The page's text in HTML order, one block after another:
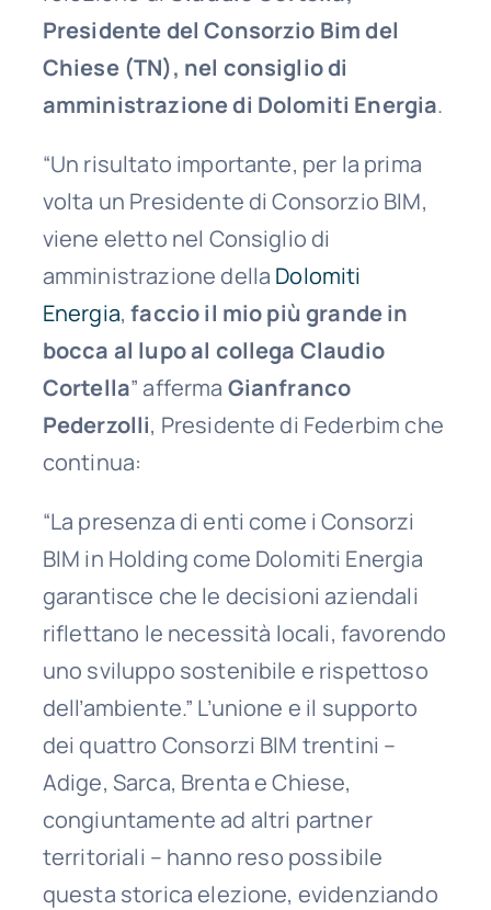
Presidente del Consorzio Bim del
Chiese (TN), nel consiglio di
amministrazione di Dolomiti Energia.
“Un risultato importante, per la prima
volta un Presidente di Consorzio BIM,
viene eletto nel Consiglio di
amministrazione della Dolomiti
Energia,faccio il mio più grande in
bocca al lupo al collega Claudio
Cortella” afferma Gianfranco
Pederzolli, Presidente di Federbim che
continua:
“La presenza di enti come i Consorzi
BIM in Holding come Dolomiti Energia
garantisce che le decisioni aziendali
riflettano le necessità locali, favorendo
uno sviluppo sostenibile e rispettoso
dell’ambiente.” L’unione e il supporto
dei quattro Consorzi BIM trentini –
Adige, Sarca, Brenta e Chiese,
congiuntamente ad altri partner
territoriali – hanno reso possibile
questa storica elezione, evidenziando